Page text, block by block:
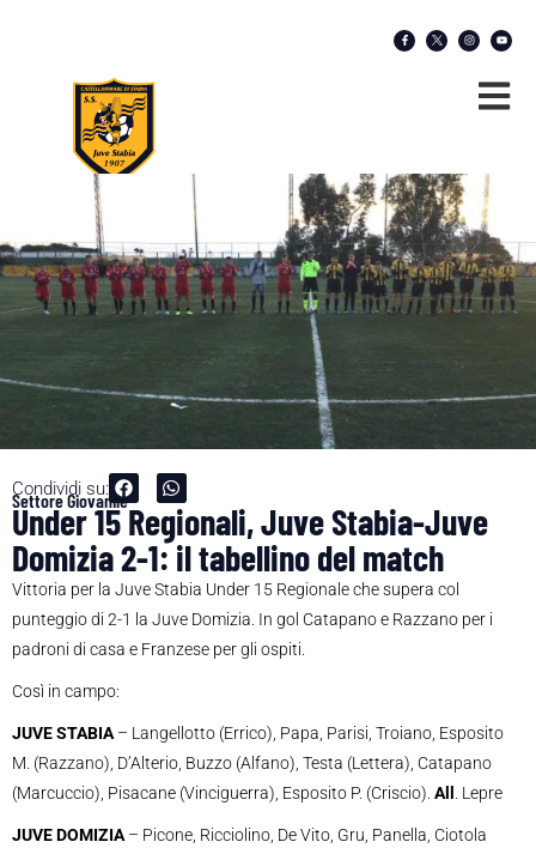
Condividi su:
Settore Giovanile
Under 15 Regionali, Juve Stabia-Juve
Domizia 2-1: il tabellino del match
Vittoria per la Juve Stabia Under 15 Regionale che supera col
punteggio di 2-1 la Juve Domizia. In gol Catapano e Razzano per i
padroni di casa e Franzese per gli ospiti.
Così in campo:
JUVE STABIA – Langellotto (Errico), Papa, Parisi, Troiano, Esposito
M. (Razzano), D’Alterio, Buzzo (Alfano), Testa (Lettera), Catapano
(Marcuccio), Pisacane (Vinciguerra), Esposito P. (Criscio). All . Lepre
JUVE DOMIZIA – Picone, Ricciolino, De Vito, Gru, Panella, Ciotola